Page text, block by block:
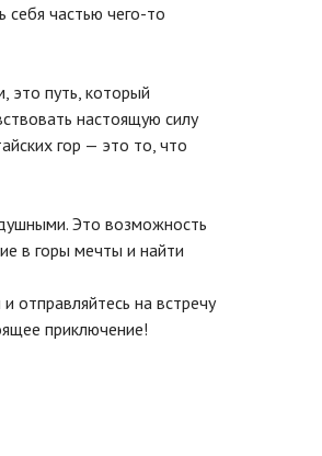
себя частью чего-то
это путь, который
настоящую силу
гор — это то, что
Это возможность
в горы мечты и найти
отправляйтесь на встречу
приключение!